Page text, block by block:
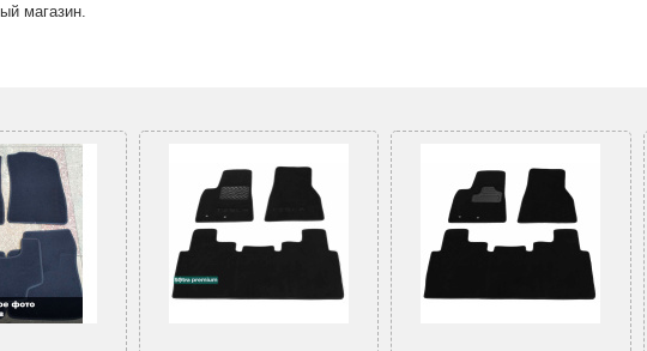
магазин.